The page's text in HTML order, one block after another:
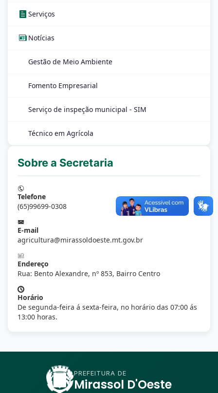
Serviços
Notícias
Gestão de Meio Ambiente
Fomento Empresarial
Serviço de inspeção municipal - SIM
Técnico em Agrícola
Sobre a Secretaria
Telefone
(65)99699-0308
E-mail
agricultura@mirassoldoeste.mt.gov.br
Endereço
Rua: Bento Alexandre, nº 853, Bairro Centro
Horário
De segunda-feira á sexta-feira, no horário das 07:00 ás
13:00 horas.
PREFEITURA DE
Mirassol D'Oeste